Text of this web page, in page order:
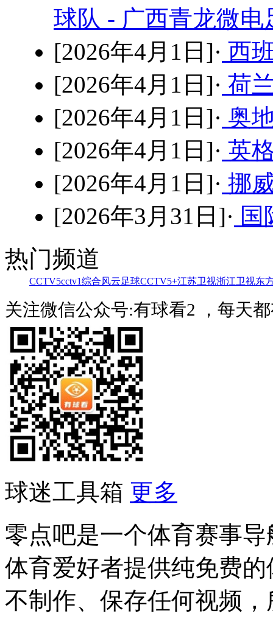
球队 - 广西青龙微电
[2026年4月1日]· 西
[2026年4月1日]· 荷
[2026年4月1日]· 奥
[2026年4月1日]· 英
[2026年4月1日]· 挪
[2026年3月31日]· 国
热门频道
CCTV5cctv1综合风云足球CCTV5+江苏卫视浙江卫视东
关注微信公众号:有球看2 ，每天
球迷工具箱 更多
零点吧是一个体育赛事
体育爱好者提供纯免费
不制作、保存任何视频